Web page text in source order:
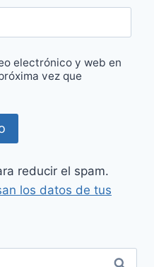
electrónico y web en
vez que
reducir el spam.
los datos de tus